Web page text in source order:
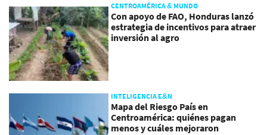
CENTROAMÉRICA & MUNDO
Con apoyo de FAO, Honduras lanzó
estrategia de incentivos para atraer
inversión al agro
INTELIGENCIA E&N
Mapa del Riesgo País en
Centroamérica: quiénes pagan
menos y cuáles mejoraron